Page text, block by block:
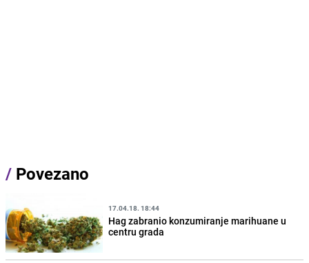
/ Povezano
17.04.18. 18:44
Hag zabranio konzumiranje marihuane u
centru grada